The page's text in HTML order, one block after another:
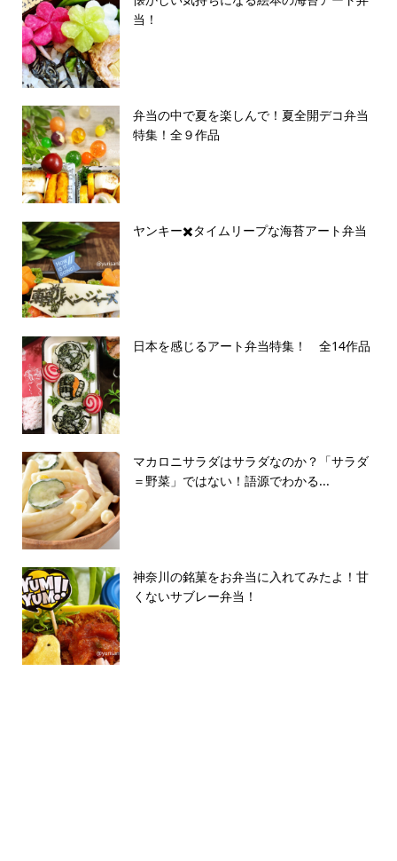
当！
弁当の中で夏を楽しんで！夏全開デコ弁当
特集！全９作品
ヤンキー✖️タイムリープな海苔アート弁当
日本を感じるアート弁当特集！ 全14作品
マカロニサラダはサラダなのか？「サラダ
＝野菜」ではない！語源でわかる...
神奈川の銘菓をお弁当に入れてみたよ！甘
くないサブレー弁当！